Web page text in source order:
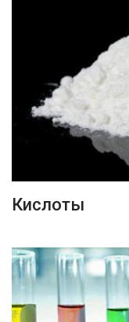
Кислоты